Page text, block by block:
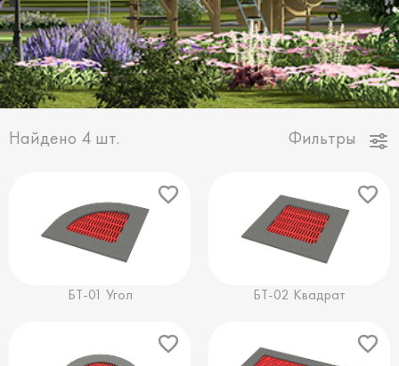
Фильтры
Найдено 4 шт.
БТ-01 Угол БТ-02 Квадрат